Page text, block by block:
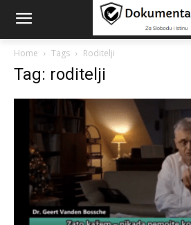
Home Tags Roditelji
Tag: roditelji